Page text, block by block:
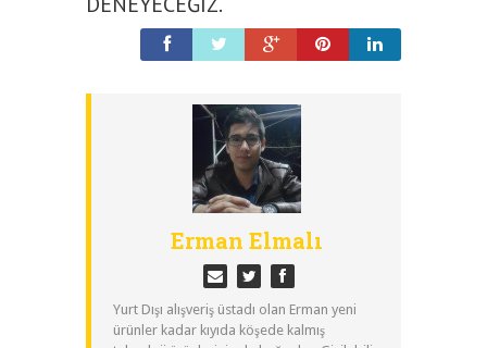
Erman Elmalı
Yurt Dışı alışveriş üstadı olan Erman yeni
ürünler kadar kıyıda köşede kalmış